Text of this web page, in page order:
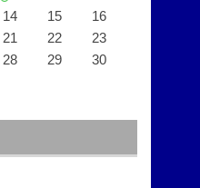
14 15
16
21 22
23
28 29
30